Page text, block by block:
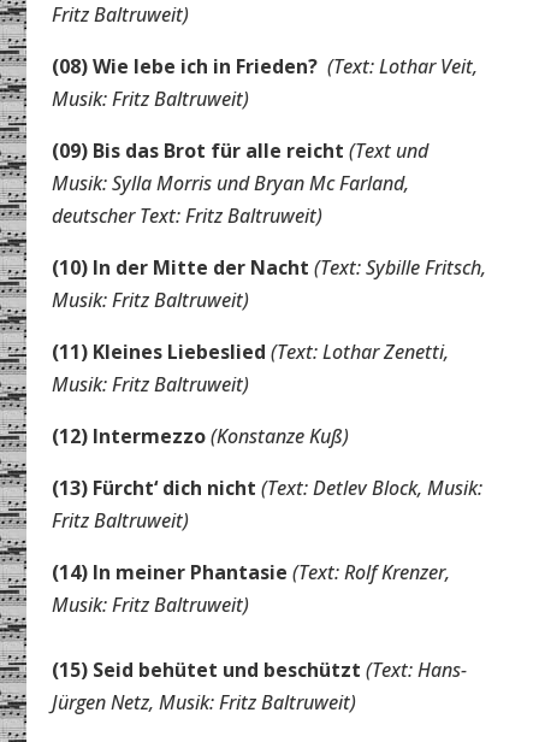
Fritz Baltruweit)
(08) Wie lebe ich in Frieden? (Text: Lothar Veit,
Musik: Fritz Baltruweit)
(09) Bis das Brot für alle reicht (Text und
Musik: Sylla Morris und Bryan Mc Farland,
deutscher Text: Fritz Baltruweit)
(10) In der Mitte der Nacht (Text: Sybille Fritsch,
Musik: Fritz Baltruweit)
(11) Kleines Liebeslied (Text: Lothar Zenetti,
Musik: Fritz Baltruweit)
(12) Intermezzo(Konstanze Kuß)
(13) Fürcht‘ dich nicht (Text: Detlev Block, Musik:
Fritz Baltruweit)
(14) In meiner Phantasie (Text: Rolf Krenzer,
Musik: Fritz Baltruweit)
(15) Seid behütet und beschützt (Text: Hans-
Jürgen Netz, Musik: Fritz Baltruweit)